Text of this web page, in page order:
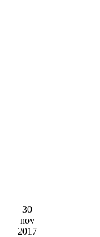
30
nov
2017